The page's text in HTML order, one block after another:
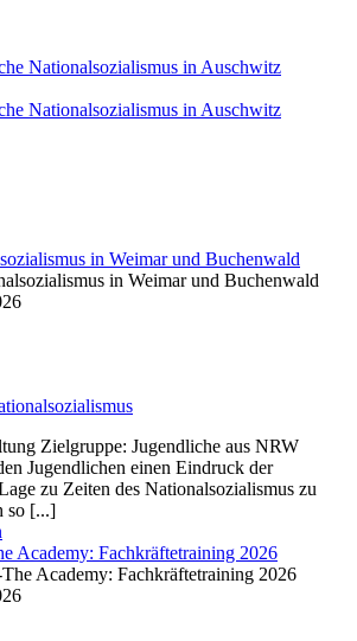
Nationalsozialismus in Auschwitz
Nationalsozialismus in Auschwitz
in Weimar und Buchenwald
Zielgruppe: Jugendliche aus NRW
Jugendlichen einen Eindruck der
zu Zeiten des Nationalsozialismus zu
so [...]
Academy: Fachkräftetraining 2026